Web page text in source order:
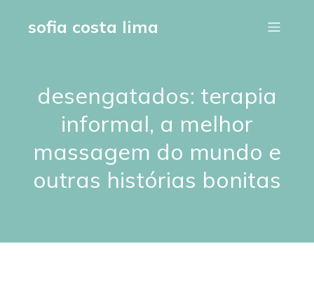
sofia costa lima
desengatados: terapia
informal, a melhor
massagem do mundo e
outras histórias bonitas